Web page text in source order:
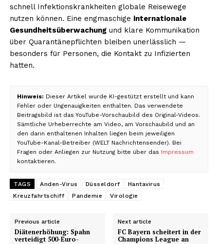
schnell Infektionskrankheiten globale Reisewege
nutzen können. Eine engmaschige internationale
Gesundheitsüberwachung und klare Kommunikation
über Quarantänepflichten bleiben unerlässlich —
besonders für Personen, die Kontakt zu Infizierten
hatten.
Hinweis: Dieser Artikel wurde KI-gestützt erstellt und kann
Fehler oder Ungenauigkeiten enthalten. Das verwendete
Beitragsbild ist das YouTube-Vorschaubild des Original-Videos.
Sämtliche Urheberrechte am Video, am Vorschaubild und an
den darin enthaltenen Inhalten liegen beim jeweiligen
YouTube-Kanal-Betreiber (WELT Nachrichtensender). Bei
Fragen oder Anliegen zur Nutzung bitte über das Impressum
kontaktieren.
TAGS Anden-Virus Düsseldorf
Hantavirus
Kreuzfahrtschiff
Pandemie Virologie
Previous article
Diätenerhöhung: Spahn
verteidigt 500-Euro-
Next article
FC Bayern scheitert in der
Champions League an